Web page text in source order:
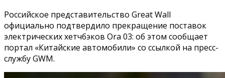
Российское представительство Great Wall
официально подтвердило прекращение поставок
электрических хетчбэков Ora 03: об этом сообщает
портал «Китайские автомобили» со ссылкой на пресс-
службу GWM.